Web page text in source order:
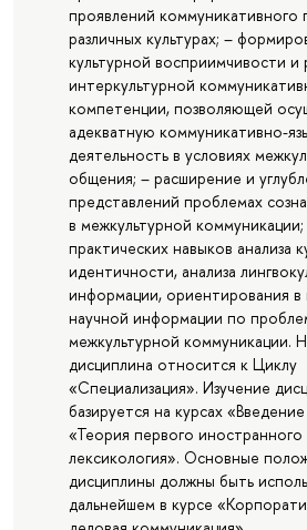
проявлений коммуникативного
различных культурах; –
культурной восприимчивости и
интеркультурной
компетенции, позволяющей
адекватную коммуникативно-
деятельность в условиях
общения; – расширение и
представлений проблемах
в межкультурной коммуникации;
практических навыков анализа
идентичности, анализа
информации, ориентирования в
научной информации по
межкультурной коммуникации.
дисциплина относится к Циклу
«Специализация». Изучение
базируется на курсах
«Теория первого иностранного
лексикология». Основные
дисциплины должны быть
дальнейшем в курсе